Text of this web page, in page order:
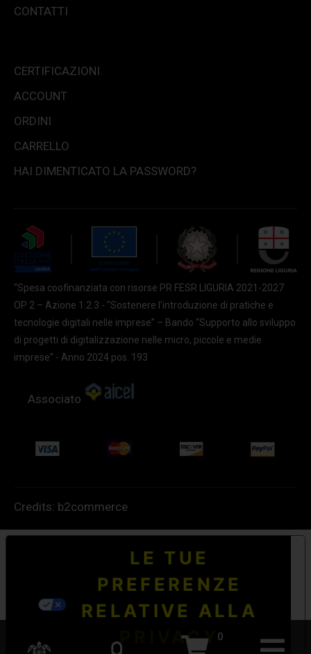
0
CONTATTI
CERTIFICAZIONI
ACCOUNT
ORDINI
CARRELLO
HAI DIMENTICATO LA PASSWORD?
“Spesa coofinanziata con risorse PR FESR LIGURIA 2021-2027
OP 2 – Azione 1.2.3 - "Sostenere l'introduzione di pratiche e
tecnologie digitali nelle imprese” – Bando “Supporto allo sviluppo
di progetti di digitalizzazione nelle micro, piccole e medie
imprese” - Anno 2024 pos. 193
Associato
Credits: b2commerce
LE TUE
PREFERENZE
RELATIVE ALLA
PRIVACY